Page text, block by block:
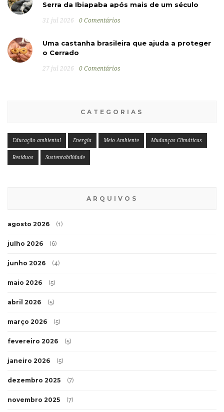
Serra da Ibiapaba após mais de um século
31 jul 2026 0 Comentários
Uma castanha brasileira que ajuda a proteger
o Cerrado
27 jul 2026 0 Comentários
CATEGORIAS
Educação ambiental Energia Meio Ambiente Mudanças Climáticas
Resíduos Sustentabilidade
ARQUIVOS
agosto 2026 (1)
julho 2026 (6)
junho 2026 (4)
maio 2026 (5)
abril 2026 (5)
março 2026 (5)
fevereiro 2026 (5)
janeiro 2026 (5)
dezembro 2025 (7)
novembro 2025 (7)